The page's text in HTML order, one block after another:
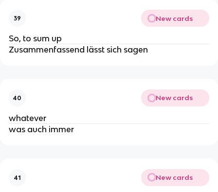
39 New cards
So, to sum up
Zusammenfassend lässt sich sagen
40 New cards
whatever
was auch immer
41 New cards